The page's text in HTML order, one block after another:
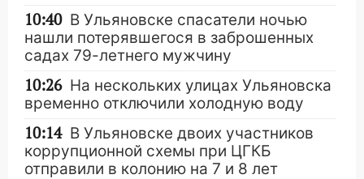
10:40 В Ульяновске спасатели ночью
нашли потерявшегося в заброшенных
садах 79-летнего мужчину
10:26 На нескольких улицах Ульяновска
временно отключили холодную воду
10:14 В Ульяновске двоих участников
коррупционной схемы при ЦГКБ
отправили в колонию на 7 и 8 лет